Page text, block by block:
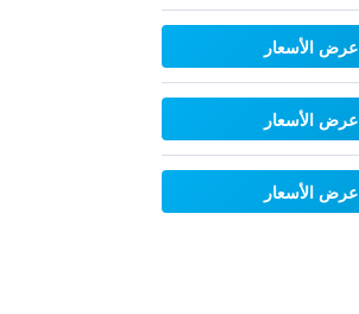
عرض الأسعار
عرض الأسعار
عرض الأسعار